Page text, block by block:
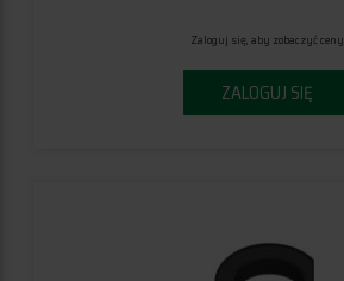
Zaloguj się, aby zobaczyć ceny
ZALOGUJ SIĘ